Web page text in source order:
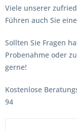
Viele unserer
Führen auch Sie
Sollten Sie Fragen
Probenahme oder
gerne!
Kostenlose
94